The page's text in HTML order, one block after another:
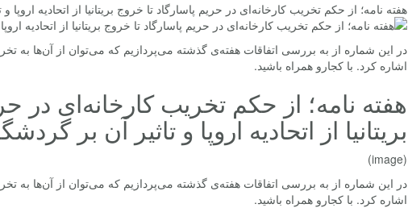
هفته نامه؛ از حکم تخریب کارخانه‌ای در حریم پاسارگاد تا خروج بریتانیا از اتحادیه
در این شماره از به بررسی اتفاقات هفته‌ی گذشته می‌پردازیم که می‌توان از آن‌ها به
اشاره کرد. با کجارو همراه باشید.
هفته نامه؛ از حکم تخریب کارخانه‌ای در
بریتانیا از اتحادیه اروپا و تاثیر آن بر
(image)
در این شماره از به بررسی اتفاقات هفته‌ی گذشته می‌پردازیم که می‌توان از آن‌ها به
اشاره کرد. با کجارو همراه باشید.